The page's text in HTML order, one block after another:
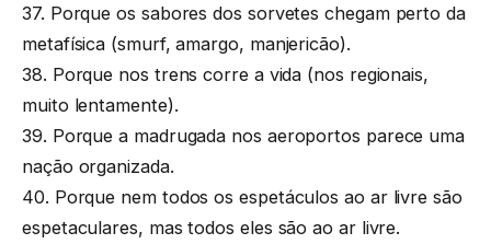
37. Porque os sabores dos sorvetes chegam perto da
metafísica (smurf, amargo, manjericão).
38. Porque nos trens corre a vida (nos regionais,
muito lentamente).
39. Porque a madrugada nos aeroportos parece uma
nação organizada.
40. Porque nem todos os espetáculos ao ar livre são
espetaculares, mas todos eles são ao ar livre.